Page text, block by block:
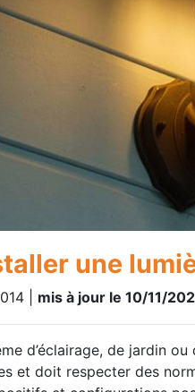
une
| mis à jour le 10/11/
d’éclairage, de jardin
et doit respecter des